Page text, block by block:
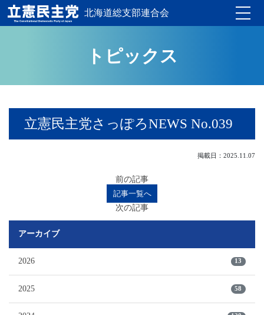
北海道総支部連合会
トピックス
立憲民主党さっぽろNEWS No.039
掲載日：2025.11.07
前の記事
記事一覧へ
次の記事
アーカイブ
2026 13
2025 58